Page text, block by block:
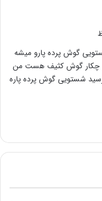
گوش پرده پارو میشه
چکار گوش کثیف هست من
شستویی گوش پرده پاره